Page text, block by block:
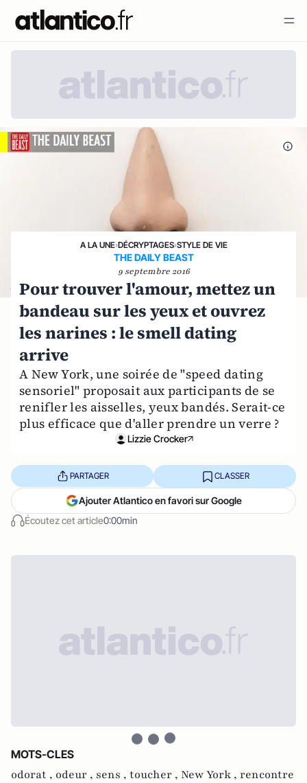
A LA UNE›DÉCRYPTAGES›STYLE DE VIE
THE DAILY BEAST
9 septembre 2016
Pour trouver l'amour, mettez un
bandeau sur les yeux et ouvrez
les narines : le smell dating
arrive
A New York, une soirée de "speed dating
sensoriel" proposait aux participants de se
renifler les aisselles, yeux bandés. Serait-ce
plus efficace que d'aller prendre un verre ?
Lizzie Crocker
Écoutez cet article0:00min
PARTAGER CLASSER
Ajouter Atlantico en favori sur Google
MOTS-CLES
odorat , odeur , sens , toucher , New York , rencontre